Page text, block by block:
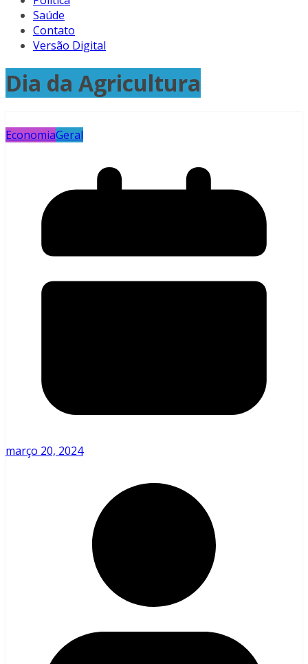
Saúde
Contato
Versão Digital
Dia da Agricultura
EconomiaGeral
março 20, 2024